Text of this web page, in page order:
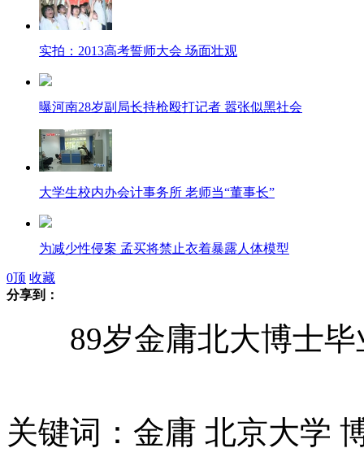
实拍：2013高考誓师大会 场面壮观
曝河南28岁副局长持枪殴打记者 嚣张似黑社会
大学生校内办会计事务所 老师当“董事长”
为减少性侵案 孟买将禁止衣着暴露人体模型
89岁金庸北大博士毕业
石家庄男老师见女生须3名以上同学在场
0顶 收藏
分享到：
89岁金庸北大博士毕
关键词：金庸 北京大学